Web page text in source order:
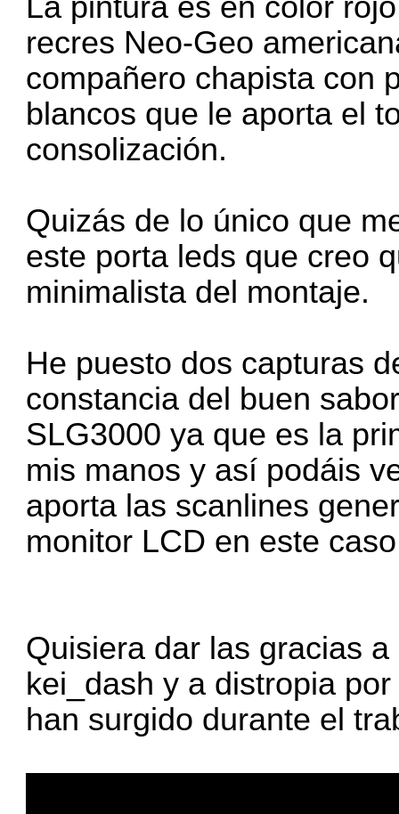
recres Neo-Geo
compañero chapista con
blancos que le aporta el
consolización.
Quizás de lo único que
este porta leds que creo
minimalista del montaje.
He puesto dos capturas
constancia del buen
SLG3000 ya que es la
mis manos y así podáis
aporta las scanlines
monitor LCD en este
Quisiera dar las gracias
kei_dash y a distropia
han surgido durante el